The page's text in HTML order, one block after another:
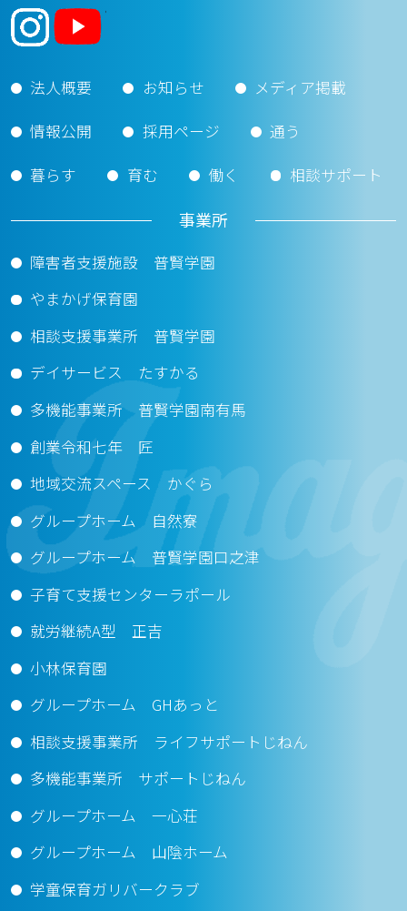
法人概要 お知らせ
メディア掲載
情報公開
採用ページ
通う
暮らす
育む 働く 相談サポート
事業所
障害者支援施設 普賢学園
やまかげ保育園
相談支援事業所 普賢学園
デイサービス たすかる
多機能事業所 普賢学園南有馬
創業令和七年 匠
地域交流スペース かぐら
グループホーム 自然寮
グループホーム 普賢学園口之津
子育て支援センターラポール
就労継続A型 正吉
小林保育園
グループホーム GHあっと
相談支援事業所 ライフサポートじねん
多機能事業所 サポートじねん
グループホーム 一心荘
グループホーム 山陰ホーム
学童保育ガリバークラブ